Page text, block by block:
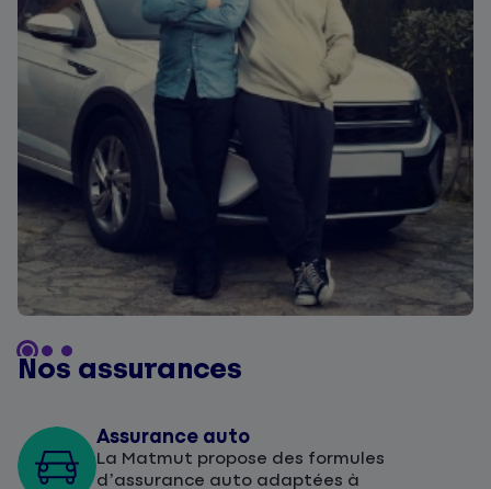
Nos assurances
Assurance auto
La Matmut propose des formules
d’assurance auto adaptées à